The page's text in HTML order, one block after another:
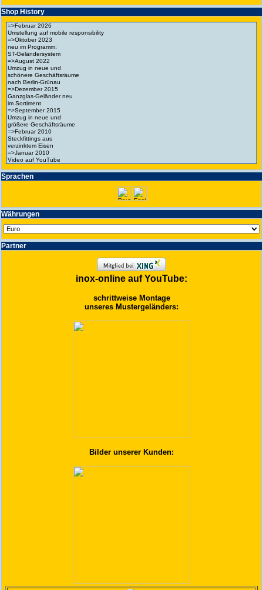
Shop History
Spra­chen
Wäh­run­gen
Partner
inox-online auf YouTube:
schrittweise Montage
unseres Mustergeländers:
Bilder unserer Kunden: